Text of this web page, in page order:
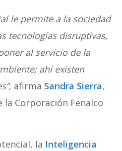
le permite a la sociedad
tecnologías disruptivas,
al servicio de la
ahí existen
, afirma Sandra Sierra,
la Corporación Fenalco
la Inteligencia